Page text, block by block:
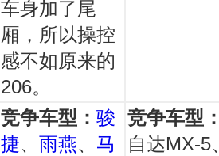
车身加了尾
厢，所以操控
感不如原来的
206。
竞争车型： 骏
捷、 雨燕、 马
竞争车型
自达MX-5